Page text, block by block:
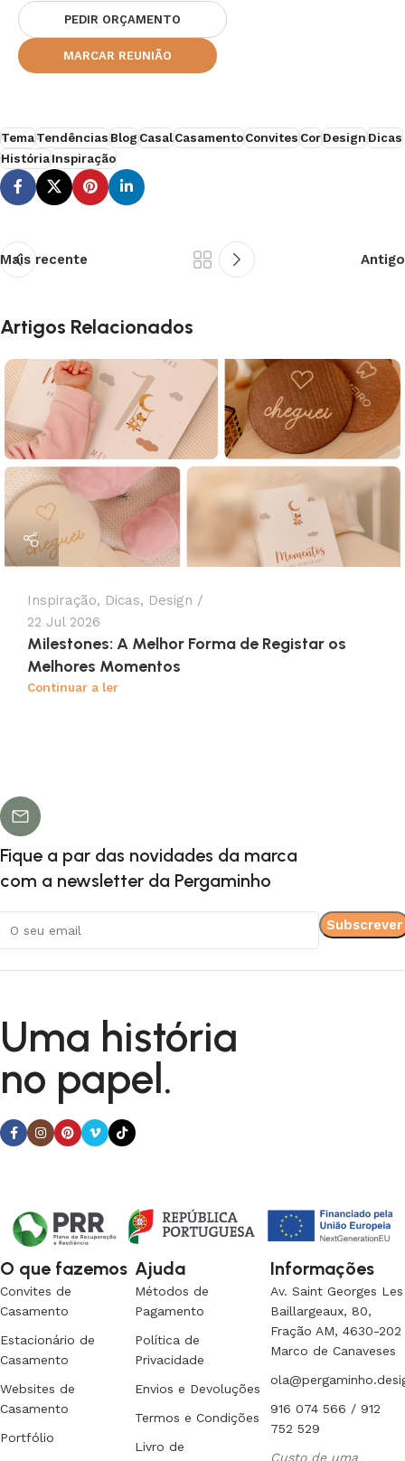
PEDIR ORÇAMENTO
MARCAR REUNIÃO
TemaTendênciasBlogCasalCasamentoConvitesCorDesignDicas
HistóriaInspiração
Mais recente Antigo
Artigos Relacionados
Inspiração, Dicas, Design
22 Jul 2026
Milestones: A Melhor Forma de Registar os
Melhores Momentos
Continuar a ler
Fique a par das novidades da marca
com a newsletter da Pergaminho
O que fazemos
Convites de
Casamento
Estacionário de
Casamento
Websites de
Casamento
Portfólio
Ajuda
Métodos de
Pagamento
Política de
Privacidade
Envios e Devoluções
Termos e Condições
Livro de
Informações
Av. Saint Georges Les
Baillargeaux, 80,
Fração AM, 4630-202
Marco de Canaveses
916 074 566 / 912
752 529
Custo de uma
Uma história
no papel.